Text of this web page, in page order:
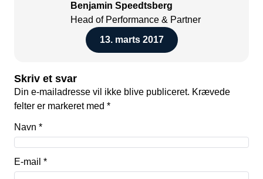
Benjamin Speedtsberg
Head of Performance & Partner
13. marts 2017
Skriv et svar
Din e-mailadresse vil ikke blive publiceret. Krævede
felter er markeret med *
Navn *
E-mail *